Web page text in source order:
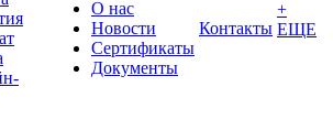
О нас
Новости
Сертификаты
Документы
Контакты
+
ЕЩЕ